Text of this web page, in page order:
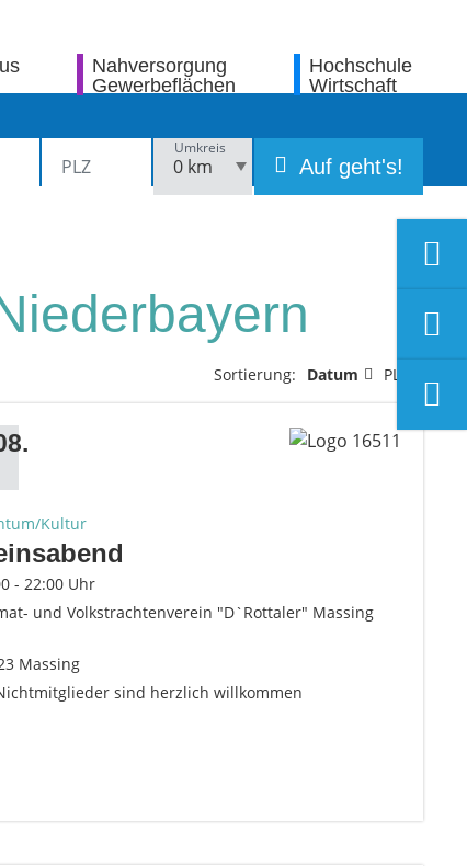
Nahversorgung
Gewerbeflächen
Hochschule
Wirtschaft
Umkreis
Auf geht's!
Sortierung: Datum PLZ
Kultur
- 22:00 Uhr
und Volkstrachtenverein "D`Rottaler" Massing
Massing
sind herzlich willkommen